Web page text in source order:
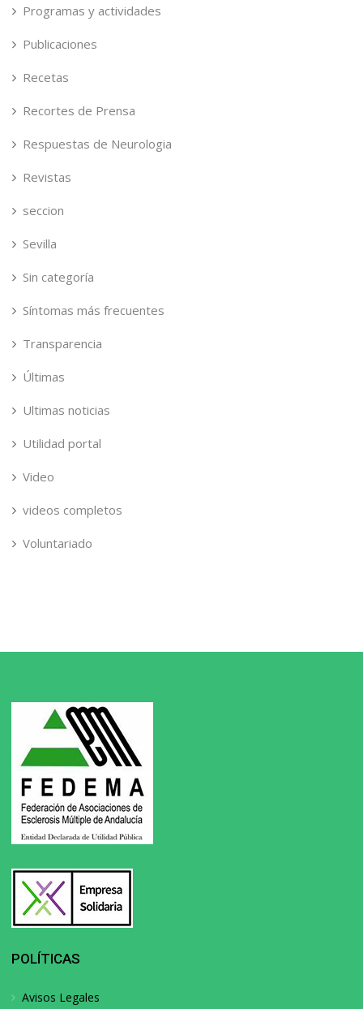
Programas y actividades
Publicaciones
Recetas
Recortes de Prensa
Respuestas de Neurologia
Revistas
seccion
Sevilla
Sin categoría
Síntomas más frecuentes
Transparencia
Últimas
Ultimas noticias
Utilidad portal
Video
videos completos
Voluntariado
POLÍTICAS
Avisos Legales